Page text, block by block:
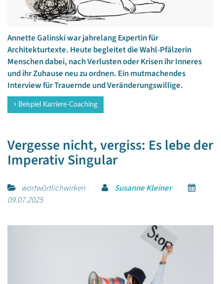
Annette Galinski war jahrelang Expertin für
Architekturtexte. Heute begleitet die Wahl-Pfälzerin
Menschen dabei, nach Verlusten oder Krisen ihr Inneres
und ihr Zuhause neu zu ordnen. Ein mutmachendes
Interview für Trauernde und Veränderungswillige.
Beispiel Karriere-Coaching
Vergesse nicht, vergiss: Es lebe der
Imperativ Singular
wortwörtlichwirken
Susanne Kleiner
09.07.2025